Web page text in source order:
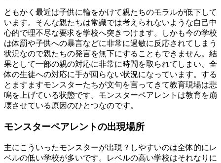
ともかく最近は子供に輪をかけて親たちのモラルが低下して
います。そんな親たちは常識では考えられないような自己中
心的で理不尽な要求を学校へ突きつけます。しかも今の学校
は体罰や子供への暴言などに非常に過敏に反応されてしまう
状況なので親たちの発言を無下にすることもできません。結
果として一部の親の対応に非常に時間を取られてしまい、全
体の生徒への対応に手が回らない状況になっています。する
とますますモンスターたちが文句を言ってきて教育現場は悲
鳴を上げている状態です。 モンスターペアレントは教育を崩
壊させている原因のひとつなのです。
モンスターペアレントの出現場所
主にこういったモンスターが出現？しやすいのは全体的にレ
ベルの低い学校が多いです。レベルの高い学校はそれなりに